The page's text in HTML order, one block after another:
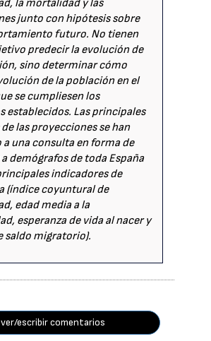
la mortalidad y las
junto con hipótesis sobre
futuro. No tienen
predecir la evolución de
sino determinar cómo
de la población en el
se cumpliesen los
establecidos. Las principales
las proyecciones se han
una consulta en forma de
demógrafos de toda España
indicadores de
(índice coyuntural de
edad media a la
esperanza de vida al nacer y
saldo migratorio).
ver/escribir comentarios